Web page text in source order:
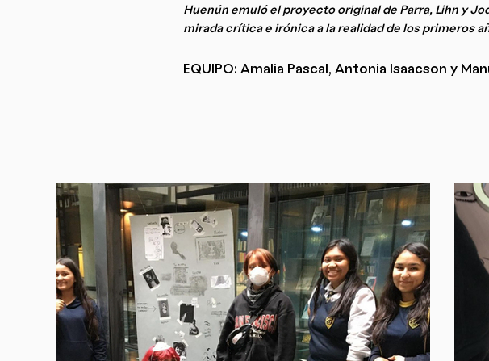
Huenún emuló el proyecto original de Parra, Lihn y
mirada crítica e irónica a la realidad de los primeros
EQUIPO: Amalia Pascal, Antonia Isaacson y